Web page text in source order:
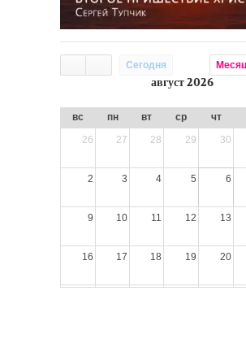
Сегодня
август 2026
вс пн вт ср чт
26
27 28 29 30
2 3 4 5 6
9 10 11 12 13
16 17 18 19 20